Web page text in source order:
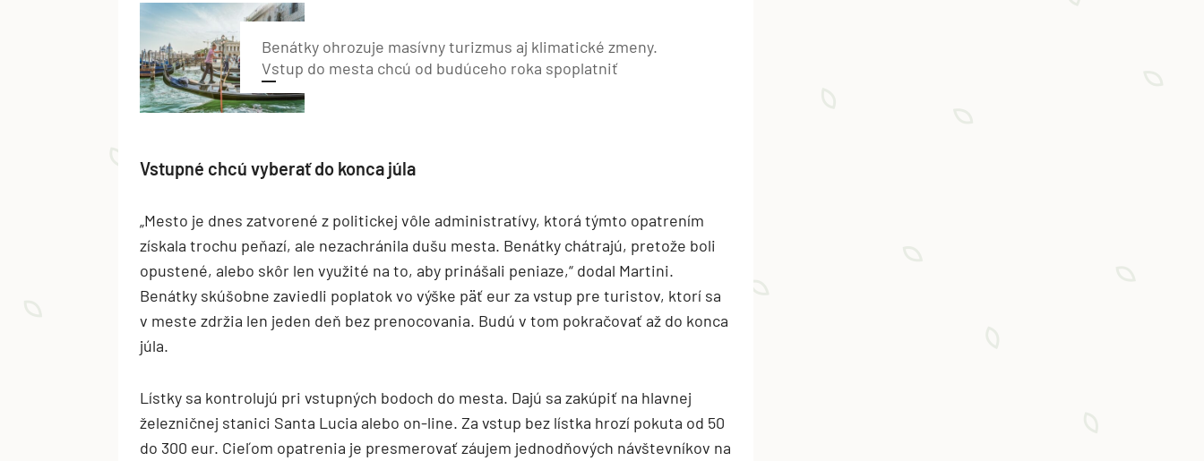
Benátky ohrozuje masívny turizmus aj klimatické zmeny.
Vstup do mesta chcú od budúceho roka spoplatniť
Vstupné chcú vyberať do konca júla
„Mesto je dnes zatvorené z politickej vôle administratívy, ktorá týmto opatrením
získala trochu peňazí, ale nezachránila dušu mesta. Benátky chátrajú, pretože boli
opustené, alebo skôr len využité na to, aby prinášali peniaze,“ dodal Martini.
Benátky skúšobne zaviedli poplatok vo výške päť eur za vstup pre turistov, ktorí sa
v meste zdržia len jeden deň bez prenocovania. Budú v tom pokračovať až do konca
júla.
Lístky sa kontrolujú pri vstupných bodoch do mesta. Dajú sa zakúpiť na hlavnej
železničnej stanici Santa Lucia alebo on-line. Za vstup bez lístka hrozí pokuta od 50
do 300 eur. Cieľom opatrenia je presmerovať záujem jednodňových návštevníkov na